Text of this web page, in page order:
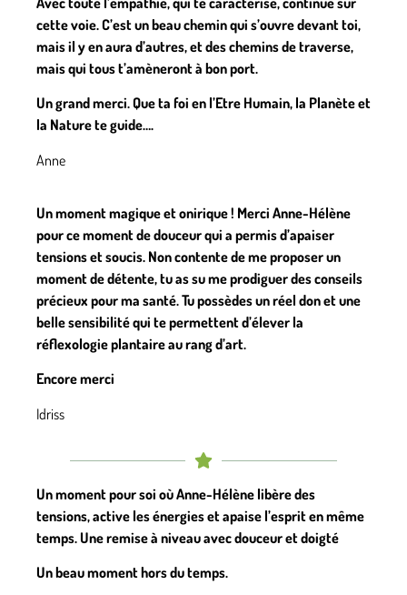
cette voie. C’est un beau chemin qui s’ouvre devant toi,
mais il y en aura d’autres, et des chemins de traverse,
mais qui tous t’amèneront à bon port.
Un grand merci. Que ta foi en l’Etre Humain, la Planète et
la Nature te guide….
Anne
Un moment magique et onirique ! Merci Anne-Hélène
pour ce moment de douceur qui a permis d’apaiser
tensions et soucis. Non contente de me proposer un
moment de détente, tu as su me prodiguer des conseils
précieux pour ma santé. Tu possèdes un réel don et une
belle sensibilité qui te permettent d’élever la
réflexologie plantaire au rang d’art.
Encore merci
Idriss
Un moment pour soi où Anne-Hélène libère des
tensions, active les énergies et apaise l’esprit en même
temps. Une remise à niveau avec douceur et doigté
Un beau moment hors du temps.